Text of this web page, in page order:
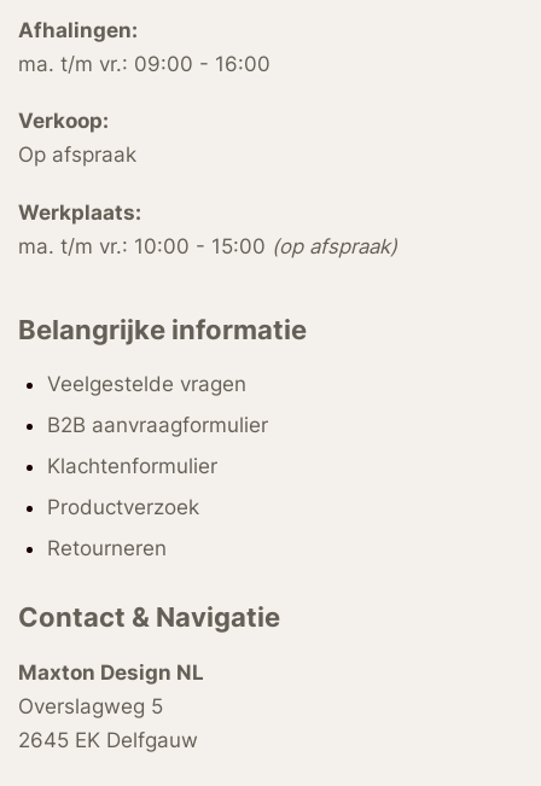
Afhalingen:
ma. t/m vr.: 09:00 - 16:00
Verkoop:
Op afspraak
Werkplaats:
ma. t/m vr.: 10:00 - 15:00 (op afspraak)
Belangrijke informatie
Veelgestelde vragen
B2B aanvraagformulier
Klachtenformulier
Productverzoek
Retourneren
Contact & Navigatie
Maxton Design NL
Overslagweg 5
2645 EK Delfgauw